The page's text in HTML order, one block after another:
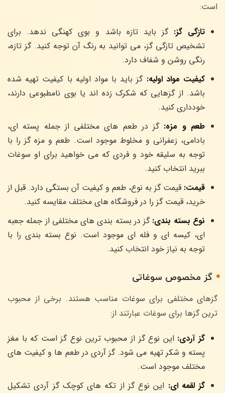
است:
تازگی گز: گز باید تازه باشد و بوی کهنگی ندهد. برای
تشخیص تازگی گز، می توانید به رنگ آن توجه کنید. گز تازه،
رنگی روشن و شفاف دارد.
کیفیت مواد اولیه: گز باید با مواد اولیه با کیفیت تهیه شده
باشد. از گزهایی که شکرک زده اند یا بوی نامطبوعی دارند،
خودداری کنید.
طعم و مزه: گز در طعم های مختلفی از جمله پسته ای،
بادامی، زعفرانی و مخلوط موجود است. طعم و مزه گز را با
توجه به سلیقه خود و فردی که می خواهید برای او سوغات
ببرید انتخاب کنید.
قیمت: قیمت گز به نوع، طعم و کیفیت آن بستگی دارد. قبل از
خرید، قیمت گز را در فروشگاه های مختلف مقایسه کنید.
نوع بسته بندی: گز در بسته بندی های مختلفی از جمله جعبه
ای، کیسه ای و فله ای موجود است. نوع بسته بندی را با
توجه به نیاز خود انتخاب کنید.
گز مخصوص سوغاتی
گزهای مختلفی برای سوغات مناسب هستند. برخی از محبوب
ترین گزها برای سوغات عبارتند از:
گز آردی: این نوع گز از محبوب ترین نوع گز است که با مغز
پسته و شکر تهیه می شود. گز آردی در طعم ها و کیفیت های
مختلف موجود است.
گز لقمه ای: این نوع گز از تکه های کوچک گز آردی تشکیل